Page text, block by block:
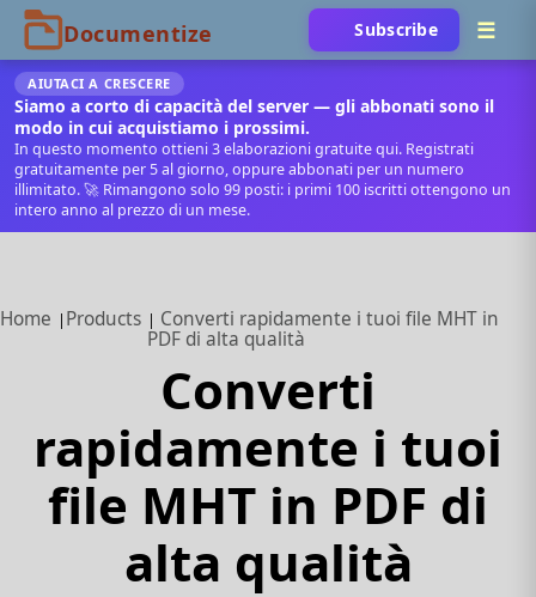
Subscribe
AIUTACI A CRESCERE
Siamo a corto di capacità del server — gli abbonati sono il
modo in cui acquistiamo i prossimi.
In questo momento ottieni 3 elaborazioni gratuite qui. Registrati
gratuitamente per 5 al giorno, oppure abbonati per un numero
illimitato. 🚀 Rimangono solo 99 posti: i primi 100 iscritti ottengono un
intero anno al prezzo di un mese.
Home Products
Converti rapidamente i tuoi file MHT in
PDF di alta qualità
Converti
rapidamente i tuoi
file MHT in PDF di
alta qualità